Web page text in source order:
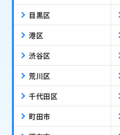
目黒区
港区
渋谷区
荒川区
千代田区
町田市